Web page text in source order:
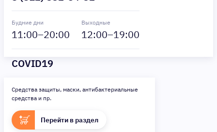
Будние дни
11:00–20:00
Выходные
12:00–19:00
COVID19
Средства защиты, маски, антибактериальные
средства и пр.
Перейти в раздел